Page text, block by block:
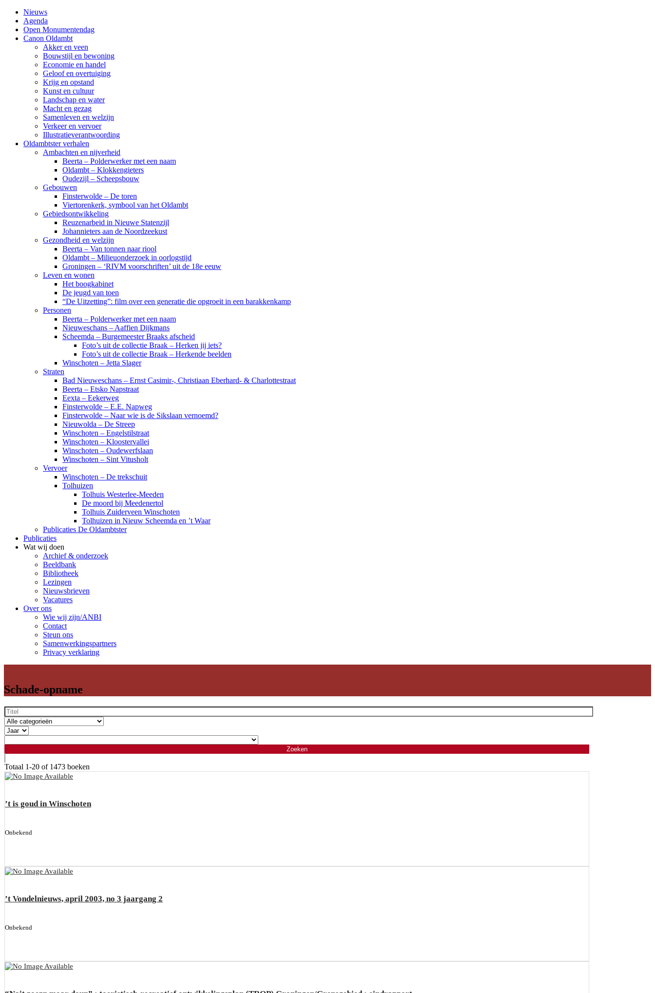
Nieuws
Agenda
Open Monumentendag
Canon Oldambt
Akker en veen
Bouwstijl en bewoning
Economie en handel
Geloof en overtuiging
Krijg en opstand
Kunst en cultuur
Landschap en water
Macht en gezag
Samenleven en welzijn
Verkeer en vervoer
Illustratieverantwoording
Oldambtster verhalen
Ambachten en nijverheid
Beerta – Polderwerker met een naam
Oldambt – Klokkengieters
Oudezijl – Scheepsbouw
Gebouwen
Finsterwolde – De toren
Viertorenkerk, symbool van het Oldambt
Gebiedsontwikkeling
Reuzenarbeid in Nieuwe Statenzijl
Johannieters aan de Noordzeekust
Gezondheid en welzijn
Beerta – Van tonnen naar riool
Oldambt – Milieuonderzoek in oorlogstijd
Groningen – ‘RIVM voorschriften’ uit de 18e eeuw
Leven en wonen
Het boogkabinet
De jeugd van toen
“De Uitzetting”: film over een generatie die opgroeit in een barakkenkamp
Personen
Beerta – Polderwerker met een naam
Nieuweschans – Aaffien Dijkmans
Scheemda – Burgemeester Braaks afscheid
Foto’s uit de collectie Braak – Herken jij iets?
Foto’s uit de collectie Braak – Herkende beelden
Winschoten – Jetta Slager
Straten
Bad Nieuweschans – Ernst Casimir-, Christiaan Eberhard- & Charlottestraat
Beerta – Etsko Napstraat
Eexta – Eekerweg
Finsterwolde – E.E. Napweg
Finsterwolde – Naar wie is de Sikslaan vernoemd?
Nieuwolda – De Streep
Winschoten – Engelstilstraat
Winschoten – Kloostervallei
Winschoten – Oudewerfslaan
Winschoten – Sint Vitusholt
Vervoer
Winschoten – De trekschuit
Tolhuizen
Tolhuis Westerlee-Meeden
De moord bij Meedenertol
Tolhuis Zuiderveen Winschoten
Tolhuizen in Nieuw Scheemda en ’t Waar
Publicaties De Oldambtster
Publicaties
Wat wij doen
Archief & onderzoek
Beeldbank
Bibliotheek
Lezingen
Nieuwsbrieven
Vacatures
Over ons
Wie wij zijn/ANBI
Contact
Steun ons
Samenwerkingspartners
Privacy verklaring
Schade-opname
Totaal 1-20 of 1473 boeken
’t is goud in Winschoten
Onbekend
’t Vondelnieuws, april 2003, no 3 jaargang 2
Onbekend